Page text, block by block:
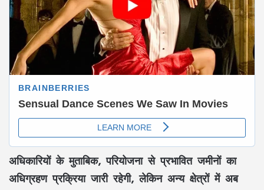
अधिकारियों के मुताबिक, परियोजना से प्रभावित जमीनों का
अधिग्रहण प्रक्रिया जारी रहेगी, लेकिन अन्य क्षेत्रों में अब